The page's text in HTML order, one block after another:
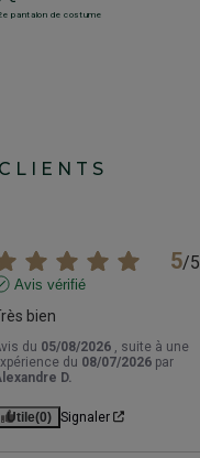
pantalon de costume
5/5
Avis vérifié
bien
du 05/08/2026 , suite à une
du 08/07/2026 par
D.
Utile(0) Signaler